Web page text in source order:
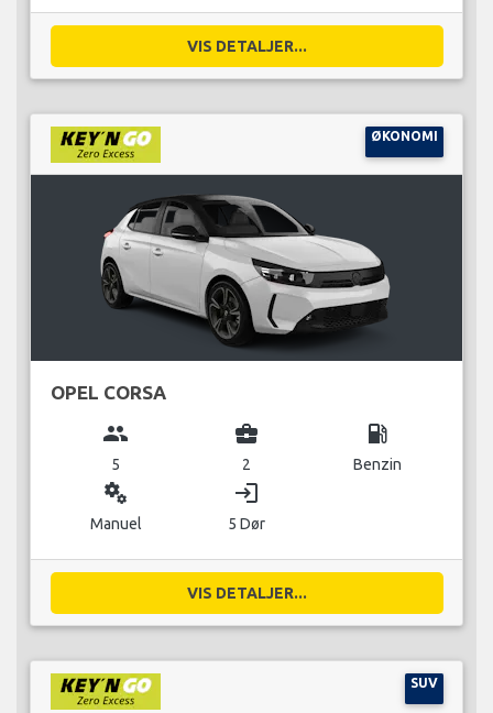
VIS DETALJER...
ØKONOMI
OPEL CORSA
group
5
business_center
2
local_gas_station
Benzin
miscellaneous_services
Manuel
login
5 Dør
VIS DETALJER...
SUV